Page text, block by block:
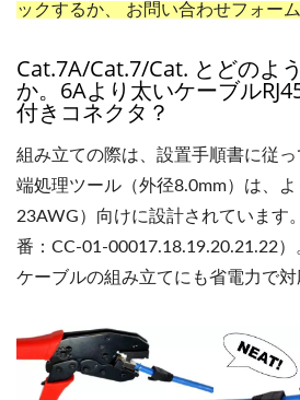
ックするか、 お問い合わせフォー
Cat.7A/Cat.7/Cat. とどのよ
か。6Aより太いケーブル
付きコネクタ？
組み立ての際は、設置手順書に従
端処理ツール（外径8.0mm）は、
23AWG）向けに設計されています
番：CC-01-00017.18.19.20.21.22
ケーブルの組み立てにも省電力で対